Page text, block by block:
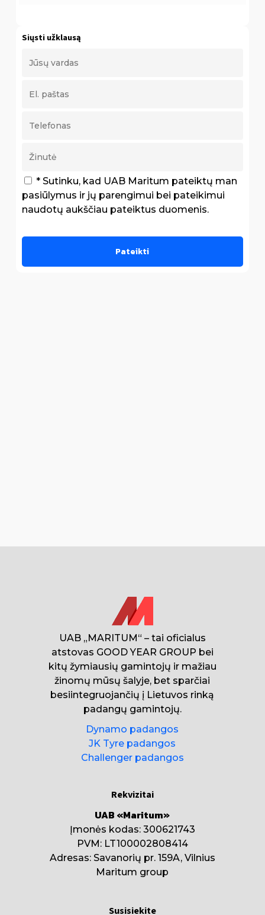
Siųsti užklausą
* Sutinku, kad UAB Maritum pateiktų man
pasiūlymus ir jų parengimui bei pateikimui
naudotų aukščiau pateiktus duomenis.
UAB „MARITUM“ – tai oficialus
atstovas GOOD YEAR GROUP bei
kitų žymiausių gamintojų ir mažiau
žinomų mūsų šalyje, bet sparčiai
besiintegruojančių į Lietuvos rinką
padangų gamintojų.
Dynamo padangos
JK Tyre padangos
Challenger padangos
Rekvizitai
UAB «Maritum»
Įmonės kodas: 300621743
PVM: LT100002808414
Adresas: Savanorių pr. 159A, Vilnius
Maritum group
Susisiekite